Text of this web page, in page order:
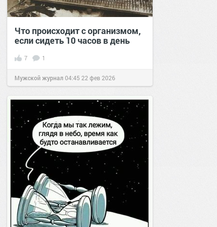
Что происходит с организмом,
если сидеть 10 часов в день
7 1
Мужской журнал 04:45 22 фев 2026